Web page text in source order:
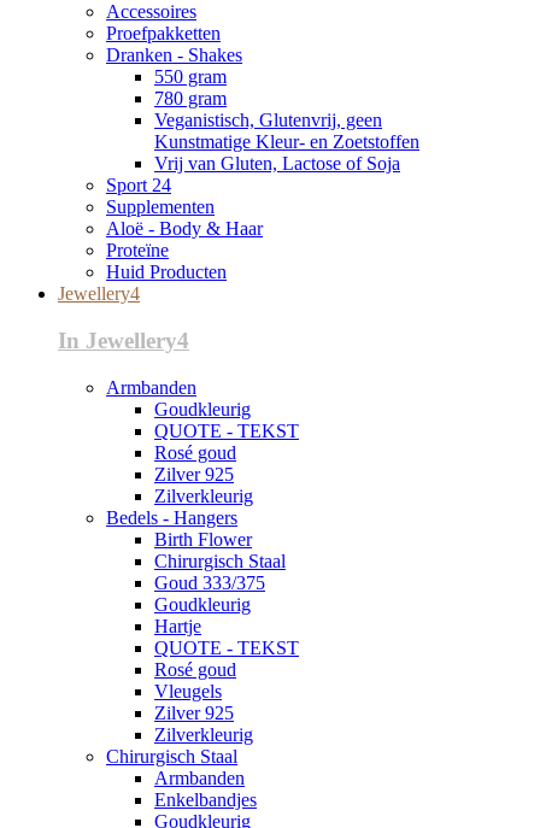
Accessoires
Proefpakketten
Dranken - Shakes
550 gram
780 gram
Veganistisch, Glutenvrij, geen
Kunstmatige Kleur- en Zoetstoffen
Vrij van Gluten, Lactose of Soja
Sport 24
Supplementen
Aloë - Body & Haar
Proteïne
Huid Producten
Jewellery4
In Jewellery4
Armbanden
Goudkleurig
QUOTE - TEKST
Rosé goud
Zilver 925
Zilverkleurig
Bedels - Hangers
Birth Flower
Chirurgisch Staal
Goud 333/375
Goudkleurig
Hartje
QUOTE - TEKST
Rosé goud
Vleugels
Zilver 925
Zilverkleurig
Chirurgisch Staal
Armbanden
Enkelbandjes
Goudkleurig